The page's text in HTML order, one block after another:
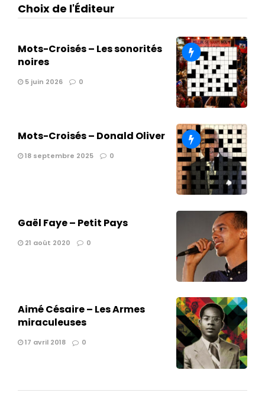
Choix de l'Éditeur
Mots-Croisés – Les sonorités
noires
5 juin 2026 0
Mots-Croisés – Donald Oliver
18 septembre 2025 0
Gaël Faye – Petit Pays
21 août 2020 0
Aimé Césaire – Les Armes
miraculeuses
17 avril 2018 0